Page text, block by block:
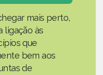
mais perto,
ligação às
que
bem aos
de